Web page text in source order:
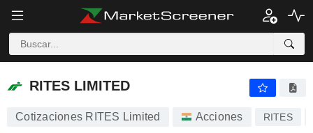
RITES LIMITED 230,39
RITES LIMITED
Cotizaciones RITES Limited Acciones RITES